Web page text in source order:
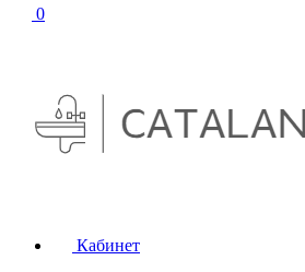
0
Кабинет